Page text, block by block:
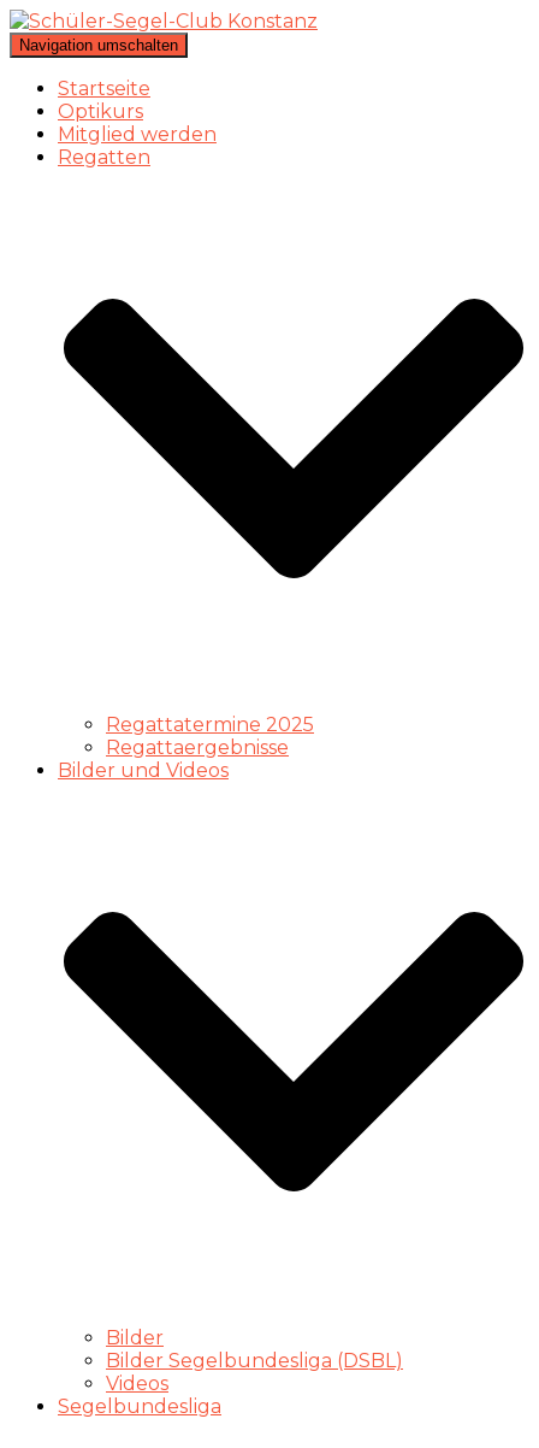
Navigation umschalten
Startseite
Optikurs
Mitglied werden
Regatten
Regattatermine 2025
Regattaergebnisse
Bilder und Videos
Bilder
Bilder Segelbundesliga (DSBL)
Videos
Segelbundesliga